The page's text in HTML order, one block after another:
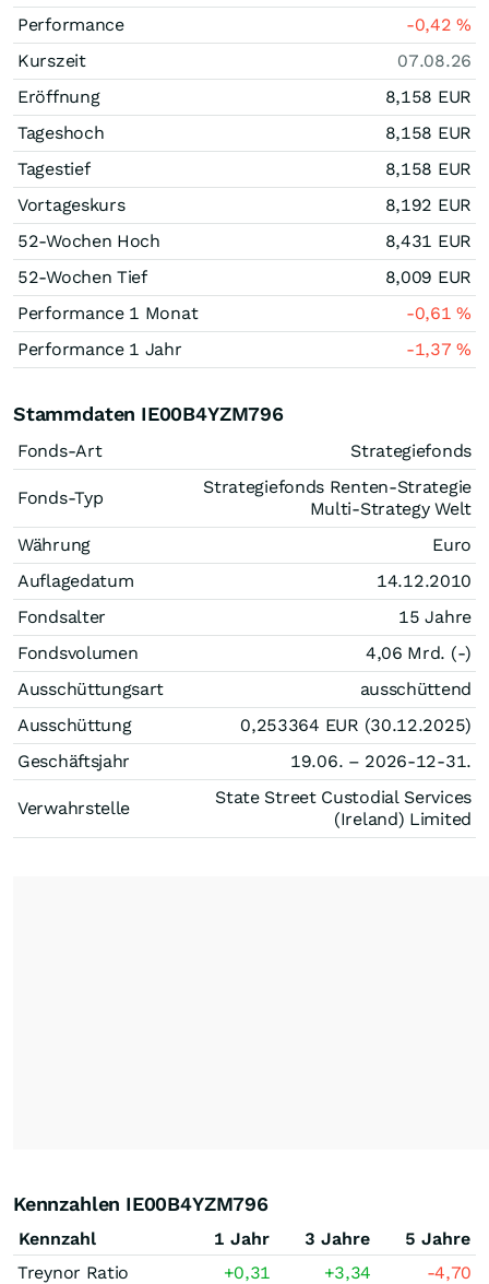
Performance -0,42%
Kurszeit
07.08.26
Eröffnung
8,158 EUR
Tageshoch
8,158 EUR
Tagestief
8,158 EUR
Vortageskurs
8,192 EUR
52-Wochen Hoch
8,431 EUR
52-Wochen Tief
8,009 EUR
Performance 1 Monat
-0,61%
Performance 1 Jahr
-1,37%
Stammdaten IE00B4YZM796
Fonds-Art Strategiefonds
Fonds-Typ
Strategiefonds Renten-Strategie
Multi-Strategy Welt
Währung
Euro
Auflagedatum
14.12.2010
Fondsalter
15 Jahre
Fondsvolumen
4,06 Mrd. (-)
Ausschüttungsart
ausschüttend
Ausschüttung
0,253364 EUR (30.12.2025)
Geschäftsjahr
19.06. – 2026-12-31.
Verwahrstelle
State Street Custodial Services
(Ireland) Limited
Kennzahlen IE00B4YZM796
Kennzahl 1 Jahr 3 Jahre
5 Jahre
Treynor Ratio
+0,31 +3,34
-4,70